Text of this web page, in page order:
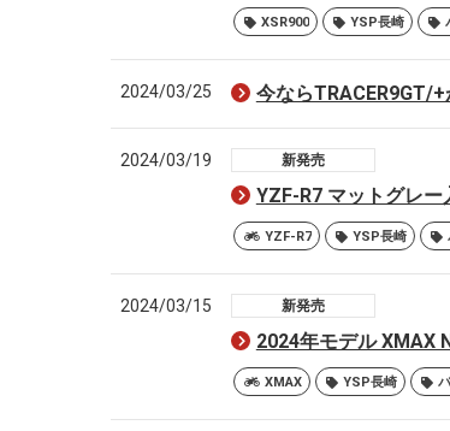
XSR900 YSP長崎
2024/03/25 今ならTRACER9GT/+
2024/03/19 新発売
YZF-R7 マットグレー
YZF-R7 YSP長崎
2024/03/15 新発売
2024年モデル XMAX
XMAX YSP長崎